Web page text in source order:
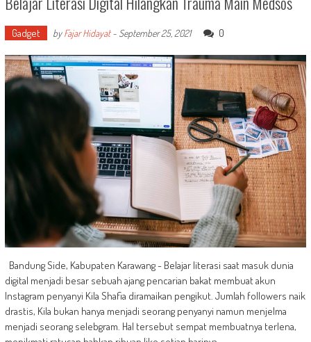
Gadget byFajar Hidayat- September 25, 2021 0
Bandung Side, Kabupaten Karawang - Belajar literasi saat masuk dunia
digital menjadi besar sebuah ajang pencarian bakat membuat akun
Instagram penyanyi Kila Shafia diramaikan pengikut. Jumlah followers naik
drastis, Kila bukan hanya menjadi seorang penyanyi namun menjelma
menjadi seorang selebgram. Hal tersebut sempat membuatnya terlena,